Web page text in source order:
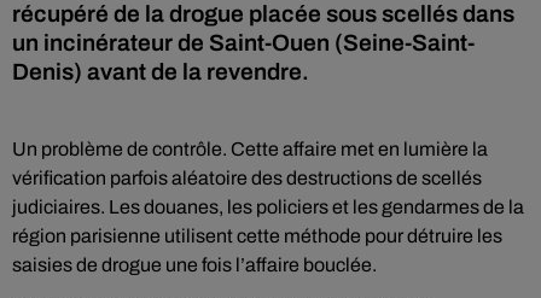
récupéré de la drogue placée sous scellés dans
un incinérateur de Saint-Ouen (Seine-Saint-
Denis) avant de la revendre.
Un problème de contrôle. Cette affaire met en lumière la
vérification parfois aléatoire des destructions de scellés
judiciaires. Les douanes, les policiers et les gendarmes de la
région parisienne utilisent cette méthode pour détruire les
saisies de drogue une fois l’affaire bouclée.